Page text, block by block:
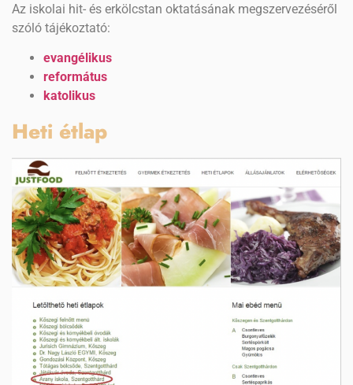
Az iskolai hit- és erkölcstan oktatásának megszervezéséről
szóló tájékoztató:
evangélikus
református
katolikus
Heti étlap